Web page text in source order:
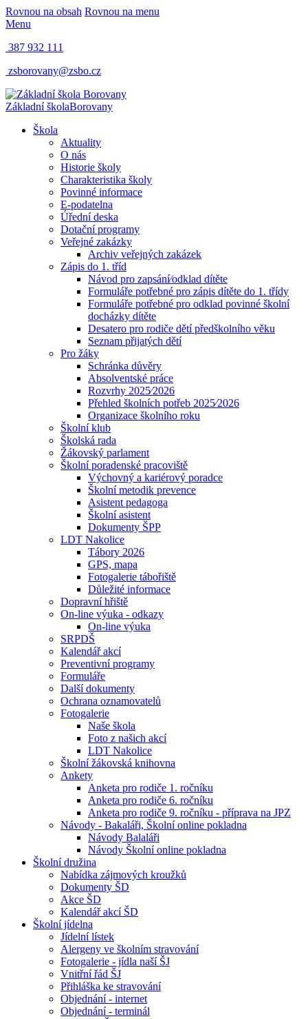
Rovnou na obsah Rovnou na menu
Menu
387 932 111
zsborovany@zsbo.cz
Základní školaBorovany
Škola
Aktuality
O nás
Historie školy
Charakteristika školy
Povinné informace
E-podatelna
Úřední deska
Dotační programy
Veřejné zakázky
Archiv veřejných zakázek
Zápis do 1. tříd
Návod pro zapsání⁄odklad dítěte
Formuláře potřebné pro zápis dítěte do 1. třídy
Formuláře potřebné pro odklad povinné školní
docházky dítěte
Desatero pro rodiče dětí předškolního věku
Seznam přijatých dětí
Pro žáky
Schránka důvěry
Absolventské práce
Rozvrhy 2025⁄2026
Přehled školních potřeb 2025⁄2026
Organizace školního roku
Školní klub
Školská rada
Žákovský parlament
Školní poradenské pracoviště
Výchovný a kariérový poradce
Školní metodik prevence
Asistent pedagoga
Školní asistent
Dokumenty ŠPP
LDT Nakolice
Tábory 2026
GPS, mapa
Fotogalerie tábořiště
Důležité informace
Dopravní hřiště
On-line výuka - odkazy
On-line výuka
SRPDŠ
Kalendář akcí
Preventivní programy
Formuláře
Další dokumenty
Ochrana oznamovatelů
Fotogalerie
Naše škola
Foto z našich akcí
LDT Nakolice
Školní žákovská knihovna
Ankety
Anketa pro rodiče 1. ročníku
Anketa pro rodiče 6. ročníku
Anketa pro rodiče 9. ročníku - příprava na JPZ
Návody - Bakaláři, Školní online pokladna
Návody Balaláři
Návody Školní online pokladna
Školní družina
Nabídka zájmových kroužků
Dokumenty ŠD
Akce ŠD
Kalendář akcí ŠD
Školní jídelna
Jídelní lístek
Alergeny ve školním stravování
Fotogalerie - jídla naší ŠJ
Vnitřní řád ŠJ
Přihláška ke stravování
Objednání - internet
Objednání - terminál